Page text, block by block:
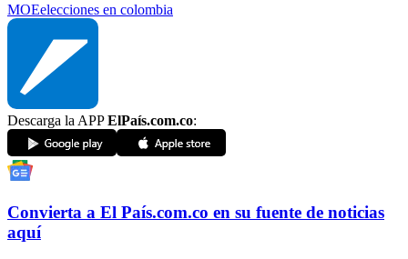
MOEelecciones en colombia
Descarga la APPElPaís.com.co:
Convierta a El País.com.co en su fuente de noticias
aquí